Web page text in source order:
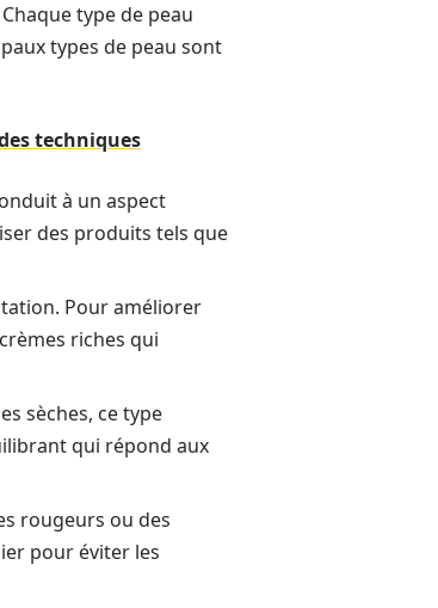
type de peau
types de peau sont
techniques
à un aspect
des produits tels que
Pour améliorer
riches qui
sèches, ce type
qui répond aux
rougeurs ou des
pour éviter les